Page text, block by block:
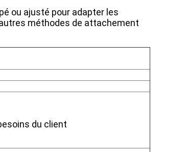
ou ajusté pour adapter les
méthodes de attachement
du client